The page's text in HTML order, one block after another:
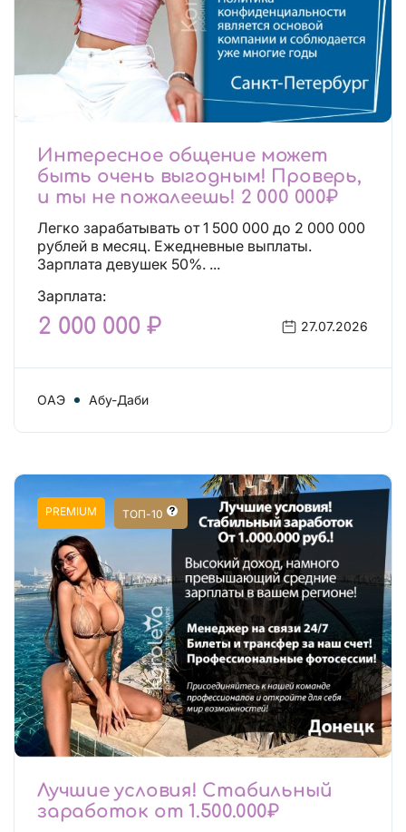
Интересное общение может
быть очень выгодным! Проверь,
и ты не пожалеешь! 2 000 000₽
Легко зарабатывать от 1 500 000 до 2 000 000
рублей в месяц. Ежедневные выплаты.
Зарплата девушек 50%. ...
Зарплата:
2 000 000 ₽ 27.07.2026
ОАЭ Абу-Даби
PREMIUM ТОП-10
Лучшие условия! Стабильный
заработок от 1.500.000₽